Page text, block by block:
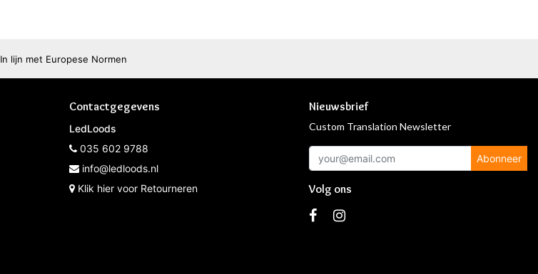
In lijn met Europese Normen
Contactgegevens
LedLoods
035 602 9788
info@ledloods.nl
Klik hier voor Retourneren
Nieuwsbrief
Custom Translation Newsletter
Abonneer
Volg ons